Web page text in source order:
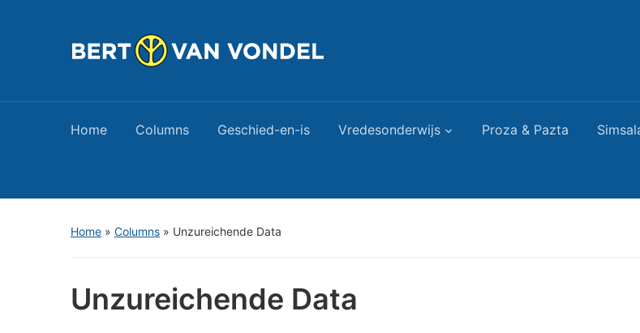
Home Columns Geschied-en-is Vredesonderwijs Proza & Pazta
Home » Columns » Unzureichende Data
Unzureichende Data